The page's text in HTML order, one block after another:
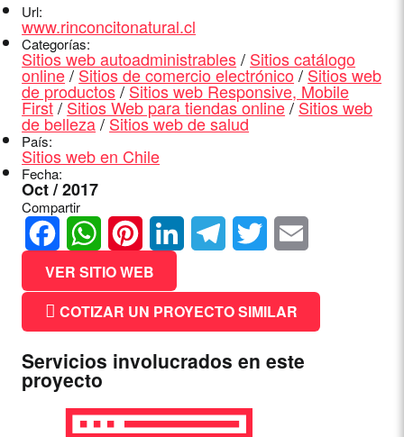
Url:
www.rinconcitonatural.cl
Categorías:
Sitios web autoadministrables/ Sitios catálogo
online/Sitios de comercio electrónico/Sitios web
de productos/Sitios web Responsive, Mobile
First/Sitios Web para tiendas online/Sitios web
de belleza/Sitios web de salud
País:
Sitios web en Chile
Fecha:
Oct / 2017
Compartir
FacebookWhatsApp
PinterestLinkedIn
VER SITIO WEB
COTIZAR UN PROYECTO SIMILAR
Servicios involucrados en este
proyecto